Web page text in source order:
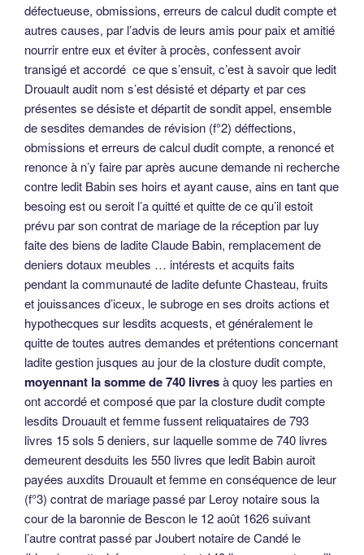
défectueuse, obmissions, erreurs de calcul dudit compte et
autres causes, par l’advis de leurs amis pour paix et amitié
nourrir entre eux et éviter à procès, confessent avoir
transigé et accordé ce que s’ensuit, c’est à savoir que ledit
Drouault audit nom s’est désisté et départy et par ces
présentes se désiste et départit de sondit appel, ensemble
de sesdites demandes de révision (f°2) déffections,
obmissions et erreurs de calcul dudit compte, a renoncé et
renonce à n’y faire par après aucune demande ni recherche
contre ledit Babin ses hoirs et ayant cause, ains en tant que
besoing est ou seroit l’a quitté et quitte de ce qu’il estoit
prévu par son contrat de mariage de la réception par luy
faite des biens de ladite Claude Babin, remplacement de
deniers dotaux meubles … intérests et acquits faits
pendant la communauté de ladite defunte Chasteau, fruits
et jouissances d’iceux, le subroge en ses droits actions et
hypothecques sur lesdits acquests, et généralement le
quitte de toutes autres demandes et prétentions concernant
ladite gestion jusques au jour de la closture dudit compte,
moyennant la somme de 740 livresà quoy les parties en
ont accordé et composé que par la closture dudit compte
lesdits Drouault et femme fussent reliquataires de 793
livres 15 sols 5 deniers, sur laquelle somme de 740 livres
demeurent desduits les 550 livres que ledit Babin auroit
payées auxdits Drouault et femme en conséquence de leur
(f°3) contrat de mariage passé par Leroy notaire sous la
cour de la baronnie de Bescon le 12 août 1626 suivant
l’autre contrat passé par Joubert notaire de Candé le